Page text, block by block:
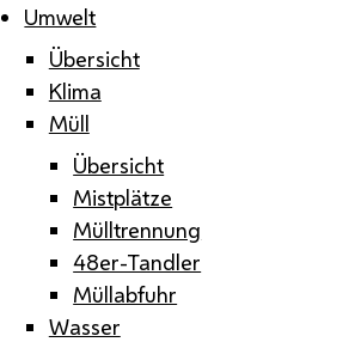
Umwelt
Übersicht
Klima
Müll
Übersicht
Mistplätze
Mülltrennung
48er-Tandler
Müllabfuhr
Wasser